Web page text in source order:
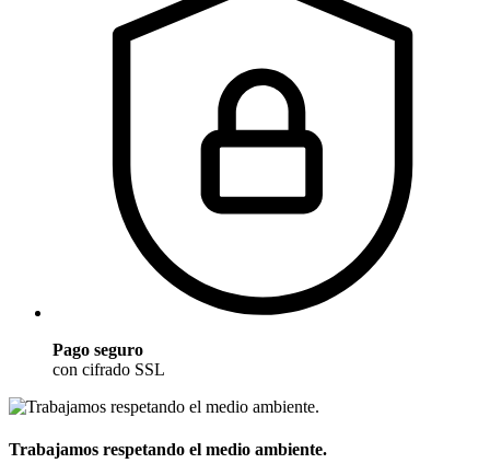
Pago seguro
con cifrado SSL
Trabajamos respetando el medio ambiente.